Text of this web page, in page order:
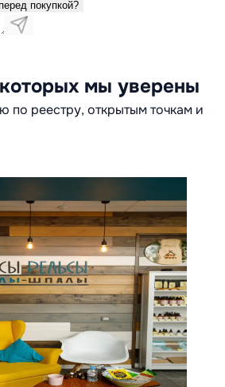
покупкой?
мы уверены
реестру, открытым точкам и